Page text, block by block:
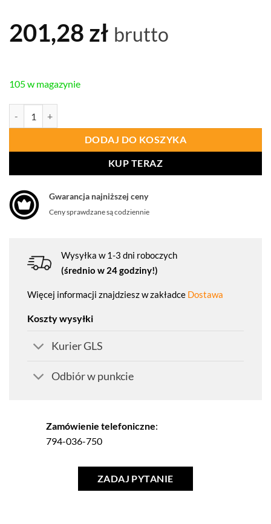
201,28 zł brutto
105 w magazynie
DODAJ DO KOSZYKA
KUP TERAZ
Gwarancja najniższej ceny
Ceny sprawdzane są codziennie
Wysyłka w 1-3 dni roboczych
(średnio w 24 godziny!)
Więcej informacji znajdziesz w zakładce Dostawa
Koszty wysyłki
Kurier GLS
Odbiór w punkcie
Zamówienie telefoniczne:
794-036-750
ZADAJ PYTANIE